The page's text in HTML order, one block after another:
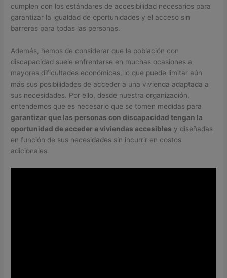
cumplen con los estándares de accesibilidad necesarios para
garantizar la igualdad de oportunidades y el acceso sin
barreras para todas las personas.
Además, hemos de considerar que la población con
discapacidad suele enfrentarse en muchas ocasiones a
mayores dificultades económicas, lo que puede limitar aún
más sus posibilidades de acceder a una vivienda adaptada a
sus necesidades. Por ello, desde nuestra organización,
entendemos que es necesario que se tomen medidas para
garantizar que las personas con discapacidad tengan la
oportunidad de acceder a viviendas accesibles y diseñadas
en función de sus necesidades sin incurrir en costos
adicionales.